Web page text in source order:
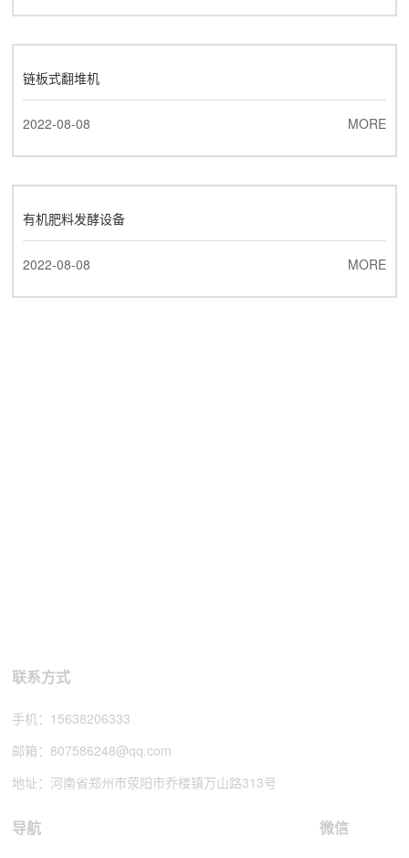
链板式翻堆机
2022-08-08 MORE
有机肥料发酵设备
2022-08-08 MORE
联系方式
手机： 15638206333
邮箱： 807586248@qq.com
地址：河南省郑州市荥阳市乔楼镇万山路313号
导航 微信